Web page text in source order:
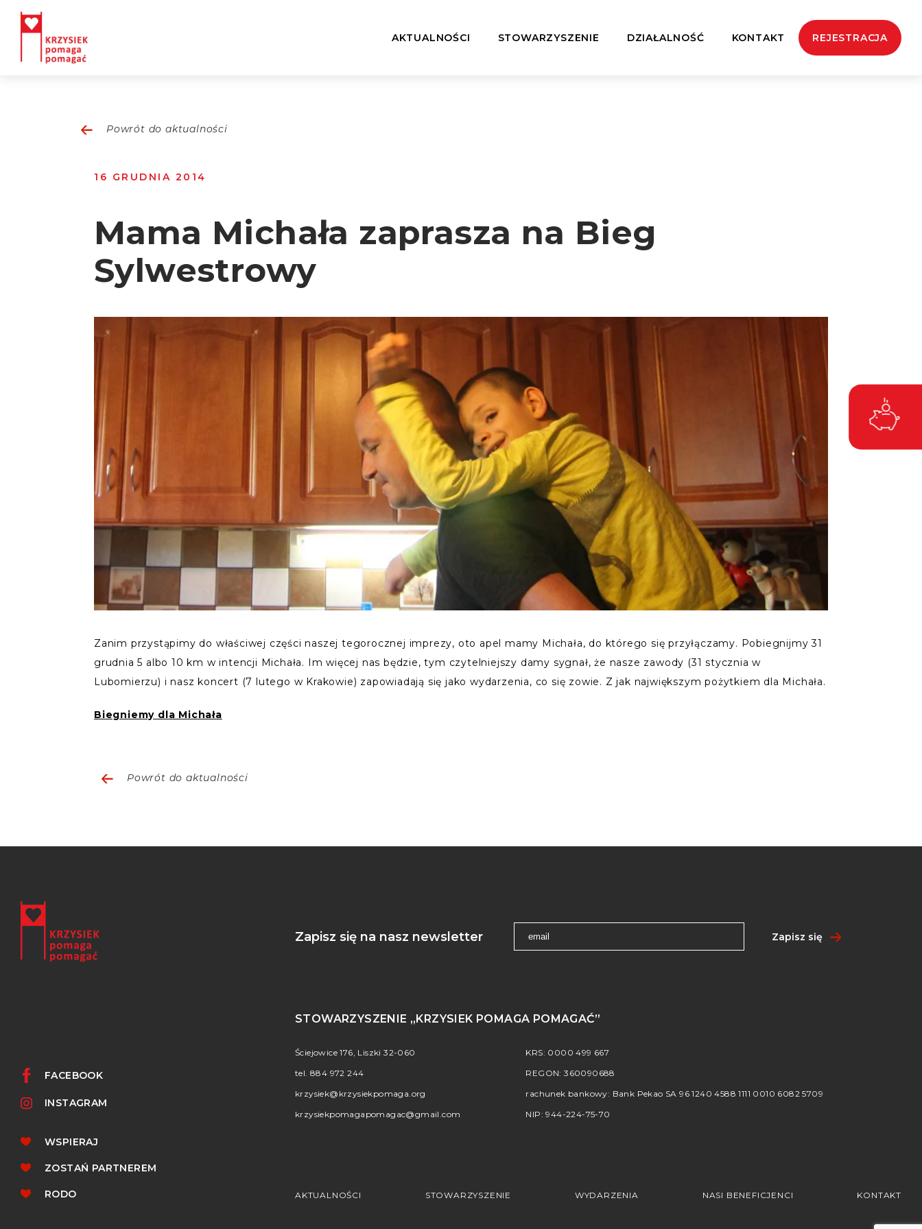
AKTUALNOŚCI STOWARZYSZENIE DZIAŁALNOŚĆ KONTAKT REJESTRACJA
Powrót do aktualności
16 GRUDNIA 2014
Mama Michała zaprasza na Bieg
Sylwestrowy
Zanim przystąpimy do właściwej części naszej tegorocznej imprezy, oto apel mamy Michała, do którego się przyłączamy. Pobiegnijmy 31
grudnia 5 albo 10 km w intencji Michała. Im więcej nas będzie, tym czytelniejszy damy sygnał, że nasze zawody (31 stycznia w
Lubomierzu) i nasz koncert (7 lutego w Krakowie) zapowiadają się jako wydarzenia, co się zowie. Z jak największym pożytkiem dla Michała.
Biegniemy dla Michała
Powrót do aktualności
Zapisz się na nasz newsletter Zapisz się
STOWARZYSZENIE „KRZYSIEK POMAGA POMAGAĆ”
Ściejowice 176, Liszki 32-060
tel. 884 972 244
krzysiek@krzysiekpomaga.org
krzysiekpomagapomagac@gmail.com
KRS: 0000 499 667
REGON: 360090688
rachunek bankowy: Bank Pekao SA 96 1240 4588 1111 0010 6082 5709
NIP: 944-224-75-70
FACEBOOK
INSTAGRAM
WSPIERAJ
ZOSTAŃ PARTNEREM
RODO AKTUALNOŚCI STOWARZYSZENIE WYDARZENIA NASI BENEFICJENCI KONTAKT